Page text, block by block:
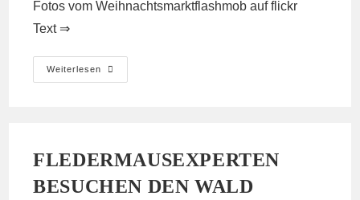
Fotos vom Weihnachtsmarktflashmob aufflickr
Text ⇒
Weiterlesen
Adventsstimmung
Auf
FLEDERMAUSEXPERTEN
BESUCHEN DEN WALD